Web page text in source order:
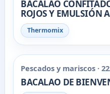
BACALAO
ROJOS Y EMULSIÓN
Thermomix
Pescados y mariscos ·
BACALAO DE